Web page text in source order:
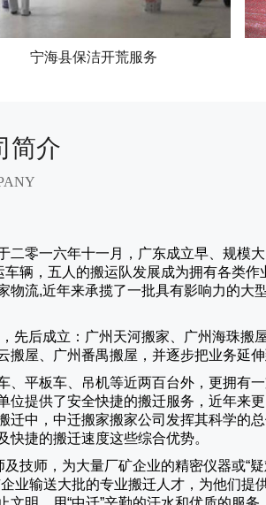
宁海县保洁开荒服务
简介
二零一六年十一月，广东成立早、规模
车辆，五人的搬运队发展成为拥有各类
物流,近年来承揽了一批具有影响力的大
先后成立：广州天河搬家、广州海珠搬
搬屋、广州番禺搬屋，并逐步把业务延
、平板车、吊机等近两百台外，更拥有
位提供了安全快捷的搬迁服务，近年来
迁中，中迁搬家搬家公司发挥其科学的
快捷的搬迁速度这些综合优势。
技师，为大量厂矿企业的精密仪器或“
业输送大批的专业搬迁人才，为他们提